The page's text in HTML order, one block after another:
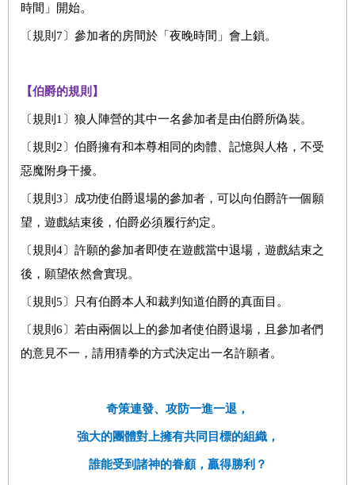
時間」開始。
〔規則7〕參加者的房間於「夜晚時間」會上鎖。
【伯爵的規則】
〔規則1〕狼人陣營的其中一名參加者是由伯爵所偽裝。
〔規則2〕伯爵擁有和本尊相同的肉體、記憶與人格，不受
惡魔附身干擾。
〔規則3〕成功使伯爵退場的參加者，可以向伯爵許一個願
望，遊戲結束後，伯爵必須履行約定。
〔規則4〕許願的參加者即使在遊戲當中退場，遊戲結束之
後，願望依然會實現。
〔規則5〕只有伯爵本人和裁判知道伯爵的真面目。
〔規則6〕若由兩個以上的參加者使伯爵退場，且參加者們
的意見不一，請用猜拳的方式決定出一名許願者。
奇策連發、攻防一進一退，
強大的團體對上擁有共同目標的組織，
誰能受到諸神的眷顧，贏得勝利？